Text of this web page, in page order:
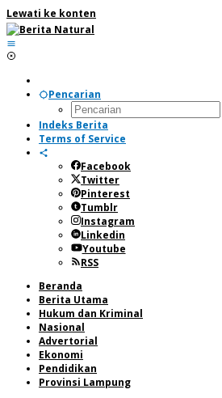
Lewati ke konten
Pencarian
Indeks Berita
Terms of Service
Facebook
Twitter
Pinterest
Tumblr
Instagram
Linkedin
Youtube
RSS
Beranda
Berita Utama
Hukum dan Kriminal
Nasional
Advertorial
Ekonomi
Pendidikan
Provinsi Lampung